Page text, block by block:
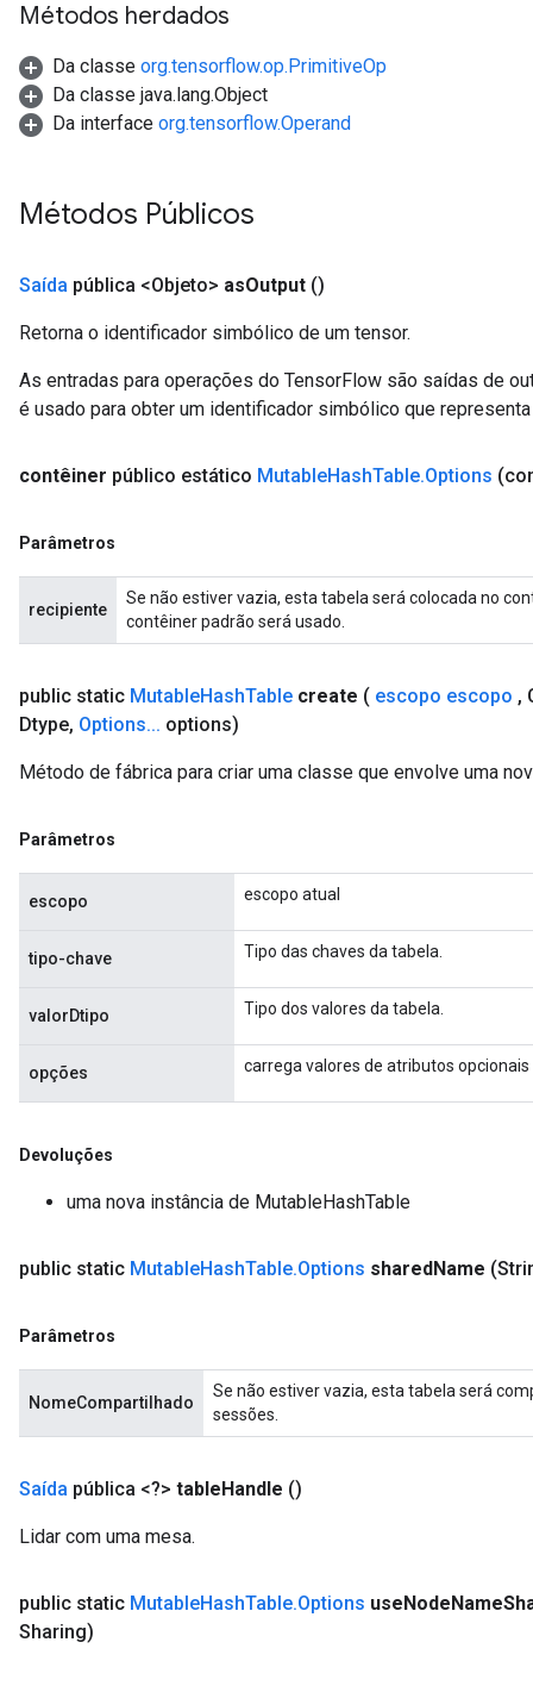
Métodos herdados
Da classe org.tensorflow.op.PrimitiveOp
Da classe java.lang.Object
Da interface org.tensorflow.Operand
Métodos Públicos
Saída pública <Objeto> asOutput ()
Retorna o identificador simbólico de um tensor.
As entradas para operações do TensorFlow são saídas de
é usado para obter um identificador simbólico que
contêiner público estático MutableHashTable.Options
Parâmetros
recipiente
Se não estiver vazia, esta tabela será colocada no
contêiner padrão será usado.
public static MutableHashTable create ( escopo escopo ,
Dtype, Options... options)
Método de fábrica para criar uma classe que envolve uma
Parâmetros
escopo escopo atual
tipo-chave Tipo das chaves da tabela.
valorDtipo Tipo dos valores da tabela.
opções carrega valores de atributos opcionais
Devoluções
uma nova instância de MutableHashTable
public static MutableHashTable.Options sharedName
Parâmetros
NomeCompartilhado
Se não estiver vazia, esta tabela será
sessões.
Saída pública <?> tableHandle ()
Lidar com uma mesa.
public static MutableHashTable.Options useNodeName
Sharing)